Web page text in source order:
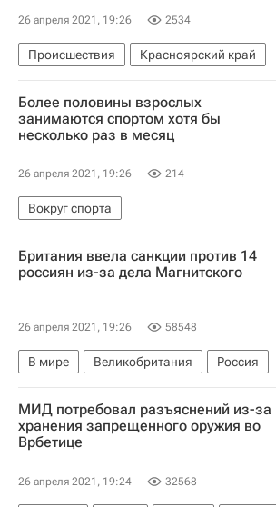
Коронавирус в России
Вакцинация россиян от COVID-19
26 апреля 2021, 19:26 2534
Происшествия
Красноярский край
Следственный комитет России (СК РФ)
Россия
Более половины взрослых
занимаются спортом хотя бы
несколько раз в месяц
26 апреля 2021, 19:26 214
Вокруг спорта
Британия ввела санкции против 14
россиян из-за дела Магнитского
26 апреля 2021, 19:26 58548
В мире Великобритания
Россия
Доминик Рааб
МИД потребовал разъяснений из-за
хранения запрещенного оружия во
Врбетице
26 апреля 2021, 19:24 32568